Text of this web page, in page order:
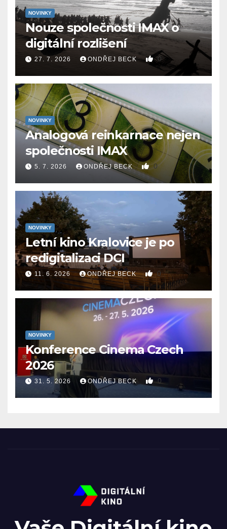
NOVINKY
Nouze společnosti IMAX o
digitální rozlišení
27. 7. 2026 ONDŘEJ BECK 0
NOVINKY
Analogová reinkarnace nejen
společnosti IMAX
5. 7. 2026 ONDŘEJ BECK 0
NOVINKY
Letní kino Kralovice je po
redigitalizaci DCI
11. 6. 2026 ONDŘEJ BECK 0
NOVINKY
Konference Cinema Czech
2026
31. 5. 2026 ONDŘEJ BECK 0